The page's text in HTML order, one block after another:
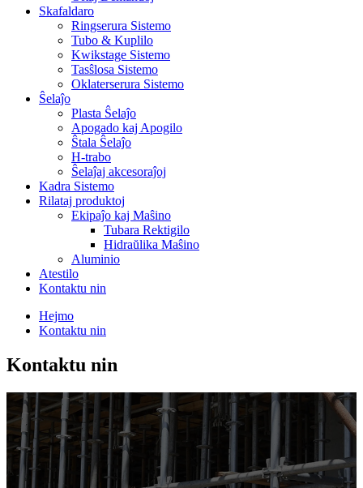
Skafaldaro
Ringserura Sistemo
Tubo & Kuplilo
Kwikstage Sistemo
Tasŝlosa Sistemo
Oklaterserura Sistemo
Ŝelaĵo
Plasta Ŝelaĵo
Apogado kaj Apogilo
Ŝtala Ŝelaĵo
H-trabo
Ŝelaĵaj akcesoraĵoj
Kadra Sistemo
Rilataj produktoj
Ekipaĵo kaj Maŝino
Tubara Rektigilo
Hidraŭlika Maŝino
Aluminio
Atestilo
Kontaktu nin
Hejmo
Kontaktu nin
Kontaktu nin